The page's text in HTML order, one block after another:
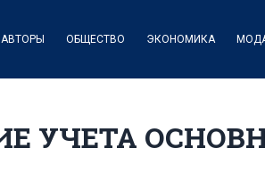
АВТОРЫ ОБЩЕСТВО ЭКОНОМИКА
УЧЕТА